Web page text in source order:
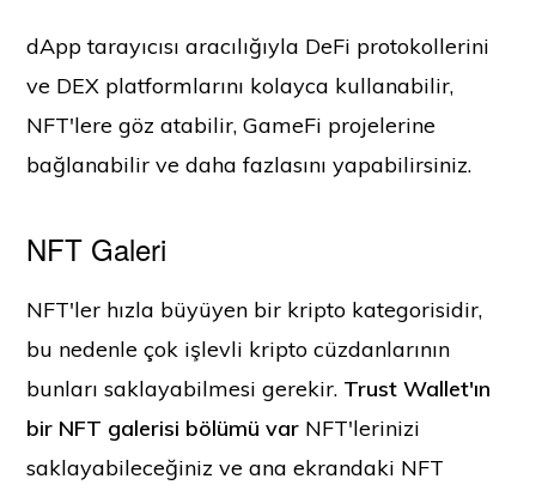
dApp tarayıcısı aracılığıyla DeFi protokollerini
ve DEX platformlarını kolayca kullanabilir,
NFT'lere göz atabilir, GameFi projelerine
bağlanabilir ve daha fazlasını yapabilirsiniz.
NFT Galeri
NFT'ler hızla büyüyen bir kripto kategorisidir,
bu nedenle çok işlevli kripto cüzdanlarının
bunları saklayabilmesi gerekir. Trust Wallet'ın
bir NFT galerisi bölümü var NFT'lerinizi
saklayabileceğiniz ve ana ekrandaki NFT